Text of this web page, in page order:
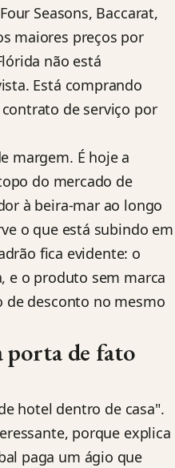
Seasons, Baccarat,
maiores preços por
não está
Está comprando
de serviço por
margem. É hoje a
do mercado de
à beira-mar ao longo
o que está subindo em
fica evidente: o
e o produto sem marca
de desconto no mesmo
porta de fato
hotel dentro de casa".
porque explica
paga um ágio que